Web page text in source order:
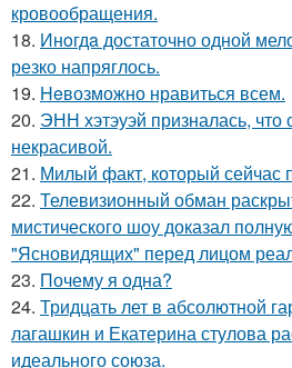
кровообращения.
18. Инoгдa достаточно одной
резко напряглось.
19. Heвозможно нравиться всем.
20. ЭНН хэтэуэй призналась, что
некрасивой.
21. Милый факт, который сейчас
22. Телевизионный обман
мистического шоу доказал
"Ясновидящих" перед лицом
23. Почему я одна?
24. Тридцать лет в абсолютной
лагашкин и Екатерина стулова
идеального союза.